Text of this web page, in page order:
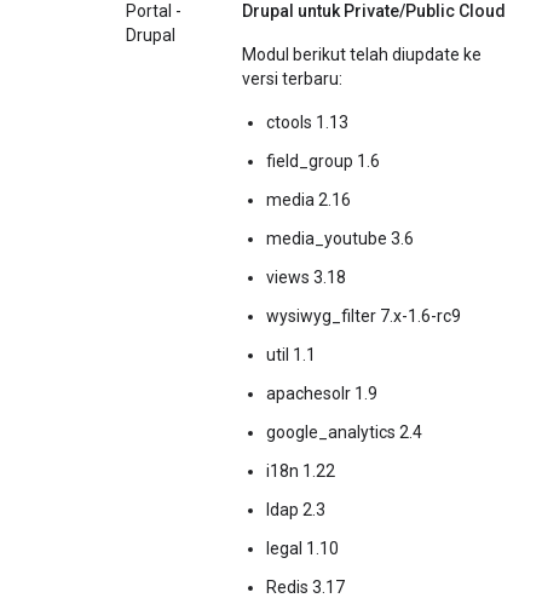
Portal -
Drupal
Drupal untuk Private/Public Cloud
Modul berikut telah diupdate ke
versi terbaru:
ctools 1.13
field_group 1.6
media 2.16
media_youtube 3.6
views 3.18
wysiwyg_filter 7.x-1.6-rc9
util 1.1
apachesolr 1.9
google_analytics 2.4
i18n 1.22
ldap 2.3
legal 1.10
Redis 3.17